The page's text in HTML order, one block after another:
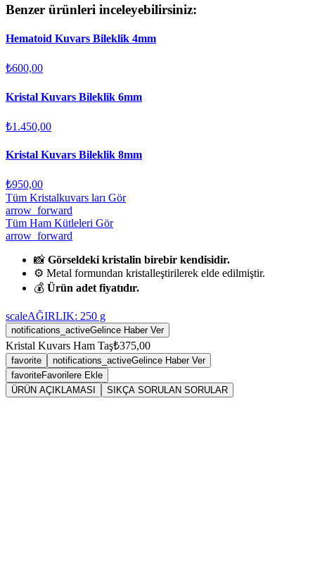
Benzer ürünleri inceleyebilirsiniz:
Hematoid Kuvars Bileklik 4mm
₺600,00
Kristal Kuvars Bileklik 6mm
₺1.450,00
Kristal Kuvars Bileklik 8mm
₺950,00
Tüm Kristalkuvars ları Gör
arrow_forward
Tüm Ham Kütleleri Gör
arrow_forward
📸 Görseldeki kristalin birebir kendisidir.
⚙️ Metal formundan kristalleştirilerek elde edilmiştir.
💰 Ürün adet fiyatıdır.
scaleAĞIRLIK: 250 g
notifications_activeGelince Haber Ver
Kristal Kuvars Ham Taş₺375,00
favorite notifications_activeGelince Haber Ver
favoriteFavorilere Ekle
ÜRÜN AÇIKLAMASI
SIKÇA SORULAN SORULAR